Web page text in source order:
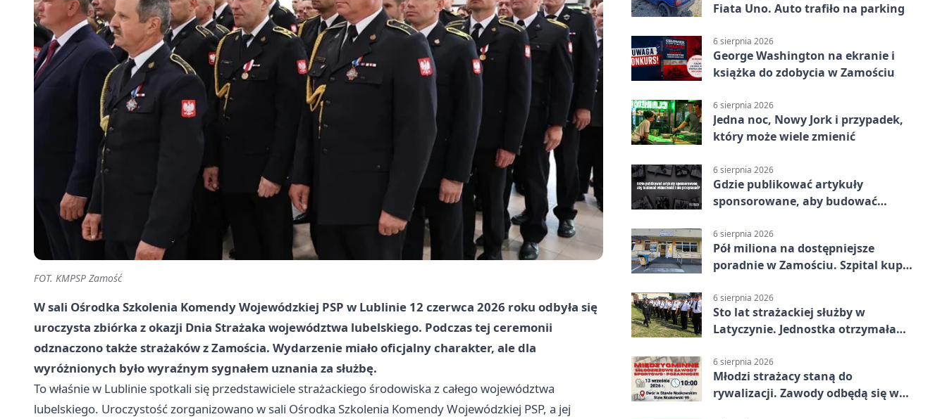
FOT. KMPSP Zamość
W sali Ośrodka Szkolenia Komendy Wojewódzkiej PSP w Lublinie 12 czerwca 2026 roku odbyła się
uroczysta zbiórka z okazji Dnia Strażaka województwa lubelskiego. Podczas tej ceremonii
odznaczono także strażaków z Zamościa. Wydarzenie miało oficjalny charakter, ale dla
wyróżnionych było wyraźnym sygnałem uznania za służbę.
To właśnie w Lublinie spotkali się przedstawiciele strażackiego środowiska z całego województwa
lubelskiego. Uroczystość zorganizowano w sali Ośrodka Szkolenia Komendy Wojewódzkiej PSP, a jej
Fiata Uno. Auto trafiło na parking
6 sierpnia 2026
George Washington na ekranie i
książka do zdobycia w Zamościu
6 sierpnia 2026
Jedna noc, Nowy Jork i przypadek,
który może wiele zmienić
6 sierpnia 2026
Gdzie publikować artykuły
sponsorowane, aby budować
6 sierpnia 2026
Pół miliona na dostępniejsze
poradnie w Zamościu. Szpital kupi
6 sierpnia 2026
Sto lat strażackiej służby w
Latyczynie. Jednostka otrzymała
6 sierpnia 2026
Młodzi strażacy staną do
rywalizacji. Zawody odbędą się w